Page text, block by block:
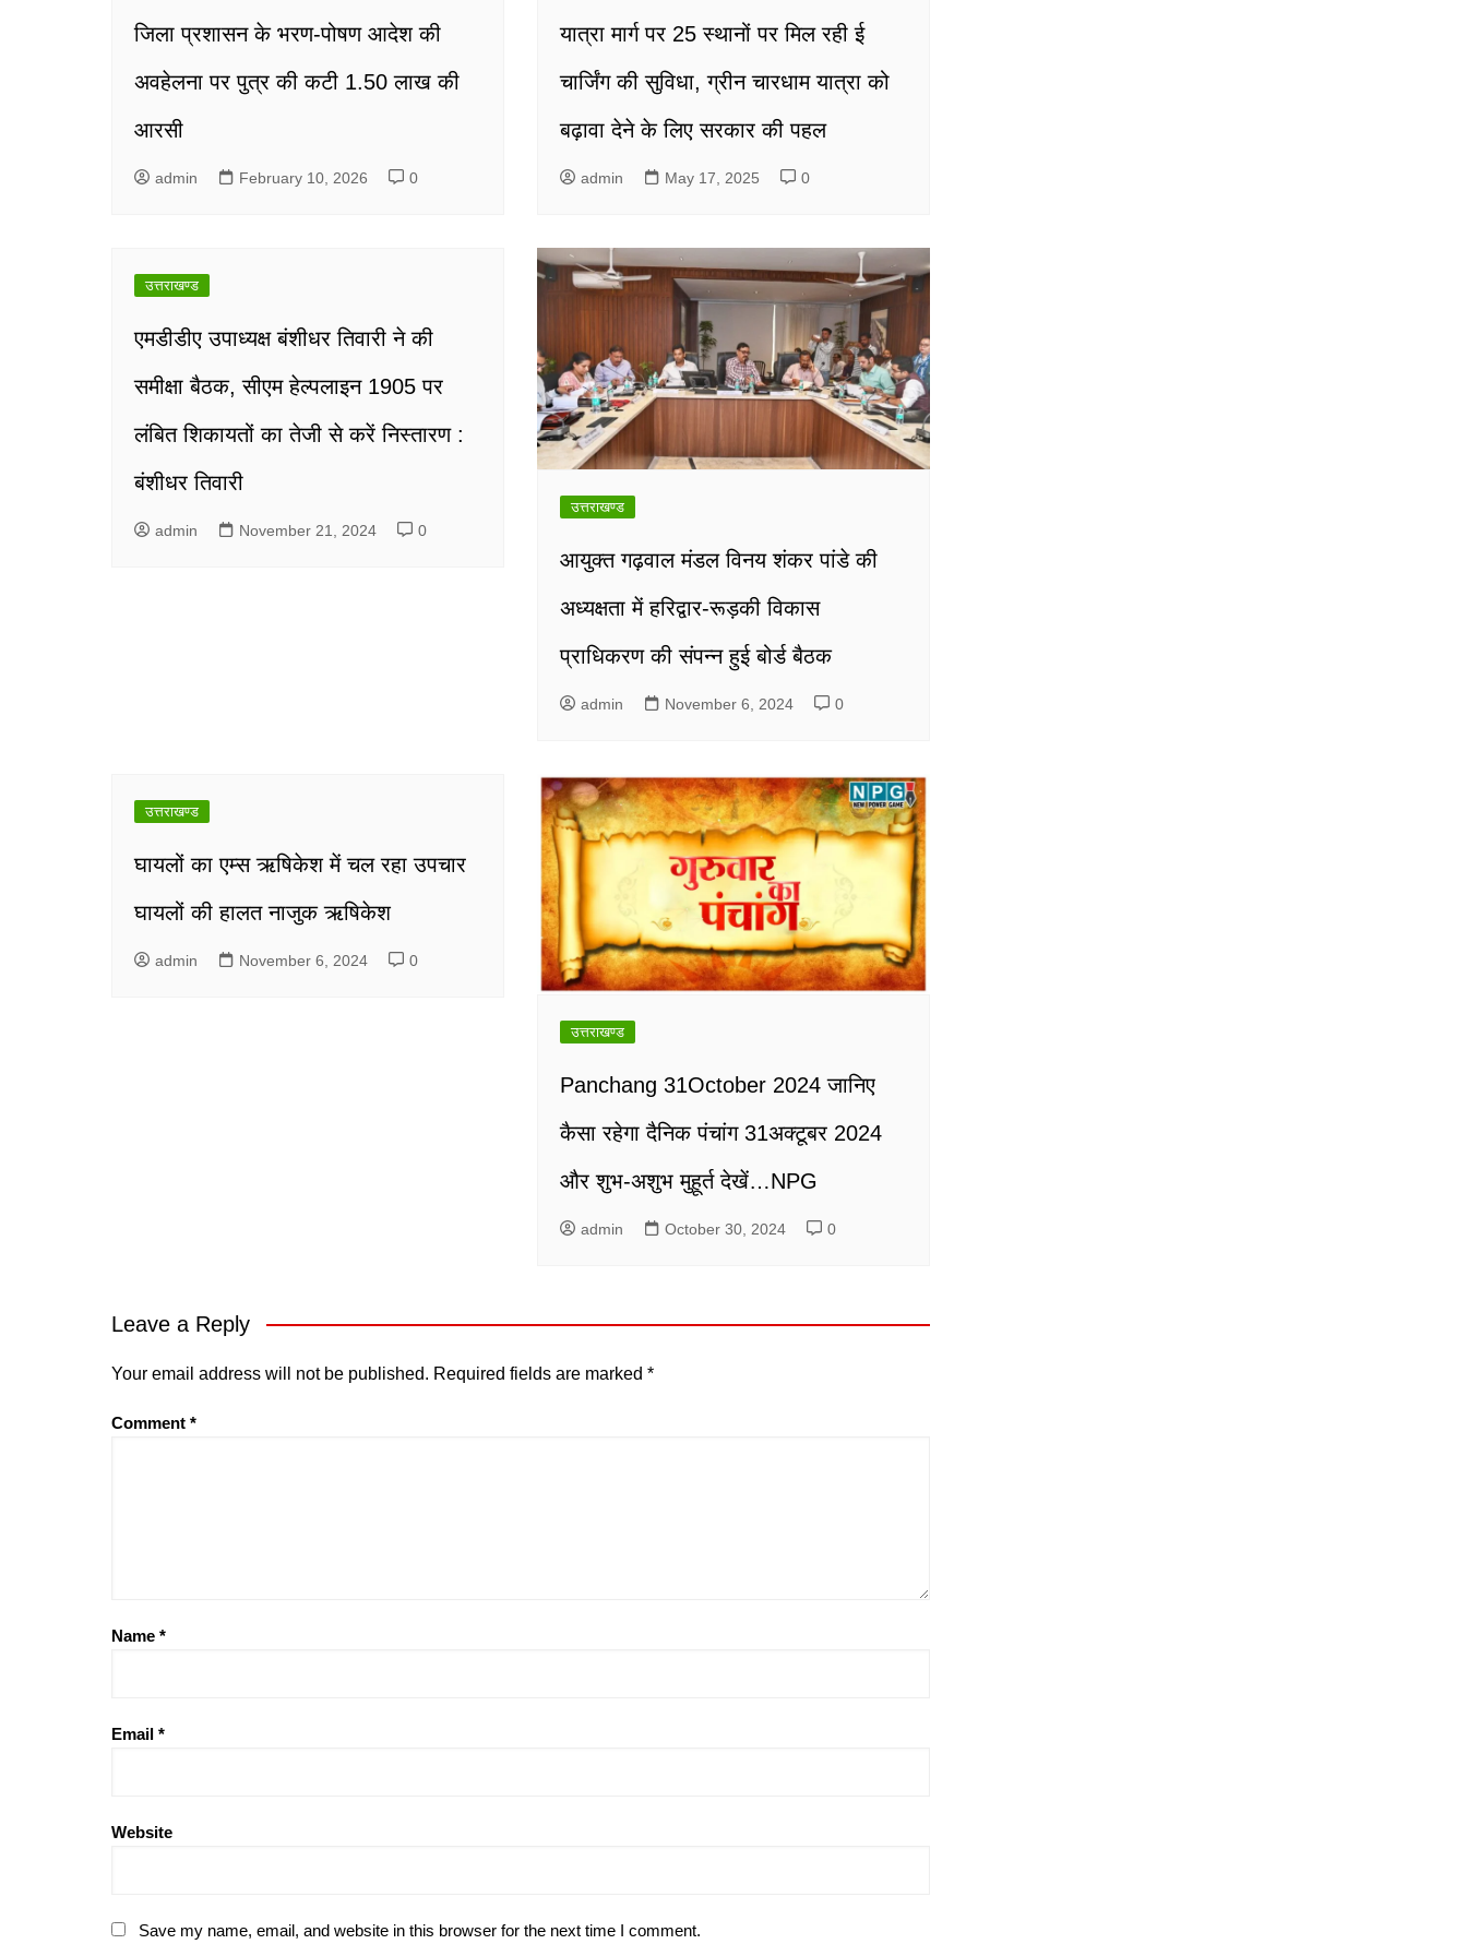
जिला प्रशासन के भरण-पोषण आदेश की
अवहेलना पर पुत्र की कटी 1.50 लाख की
आरसी
admin February 10, 2026 0
यात्रा मार्ग पर 25 स्थानों पर मिल रही ई
चार्जिंग की सुविधा, ग्रीन चारधाम यात्रा को
बढ़ावा देने के लिए सरकार की पहल
admin May 17, 2025 0
उत्तराखण्ड
एमडीडीए उपाध्यक्ष बंशीधर तिवारी ने की
समीक्षा बैठक, सीएम हेल्पलाइन 1905 पर
लंबित शिकायतों का तेजी से करें निस्तारण :
बंशीधर तिवारी
admin November 21, 2024 0
उत्तराखण्ड
आयुक्त गढ़वाल मंडल विनय शंकर पांडे की
अध्यक्षता में हरिद्वार-रूड़की विकास
प्राधिकरण की संपन्न हुई बोर्ड बैठक
admin November 6, 2024 0
उत्तराखण्ड
घायलों का एम्स ऋषिकेश में चल रहा उपचार
घायलों की हालत नाजुक ऋषिकेश
admin November 6, 2024 0
उत्तराखण्ड
Panchang 31October 2024 जानिए
कैसा रहेगा दैनिक पंचांग 31अक्टूबर 2024
और शुभ-अशुभ मुहूर्त देखें…NPG
admin October 30, 2024 0
Leave a Reply
Your email address will not be published. Required fields are marked *
Comment *
Name *
Email *
Website
Save my name, email, and website in this browser for the next time I comment.